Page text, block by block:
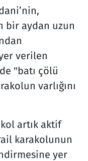
bir aydan uzun
verilen
"batı çölü
varlığını
artık aktif
karakolunun
yer